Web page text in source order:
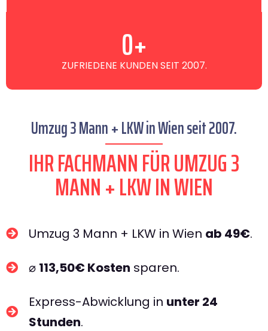
ZUFRIEDENE KUNDEN SEIT 2007.
0+
Umzug 3 Mann + LKW in Wien seit 2007.
IHR FACHMANN FÜR UMZUG 3
MANN + LKW IN WIEN​
Umzug 3 Mann + LKW in Wien ab 49€.
⌀ 113,50€ Kosten sparen.
Express-Abwicklung in unter 24
Stunden.